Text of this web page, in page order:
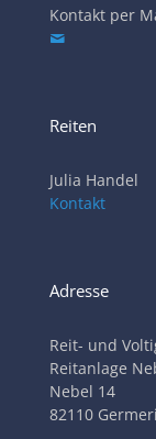
Kontakt per
Reiten
Julia Handel
Kontakt
Adresse
Reit- und
Reitanlage
Nebel 14
82110